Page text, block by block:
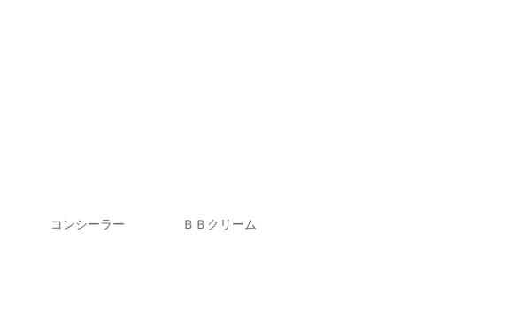
コンシーラー ＢＢクリーム